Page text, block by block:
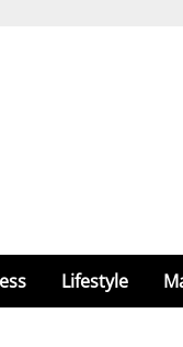
Lifestyle